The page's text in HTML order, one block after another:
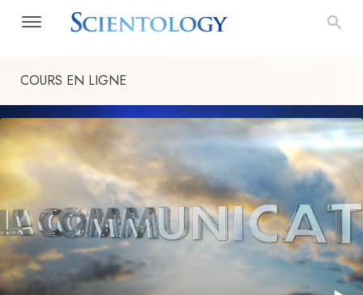
COURS EN LIGNE